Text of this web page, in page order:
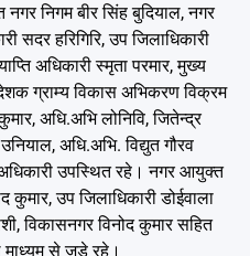
निगम बीर सिंह बुदियाल, नगर
सदर हरिगिरि, उप जिलाधिकारी
अधिकारी स्मृता परमार, मुख्य
ग्राम्य विकास अभिकरण विक्रम
अधि.अभि लोनिवि, जितेन्द्र
अधि.अभि. विद्युत गौरव
उपस्थित रहे। नगर आयुक्त
उप जिलाधिकारी डोईवाला
विकासनगर विनोद कुमार सहित
माध्यम से जुड़े रहे।